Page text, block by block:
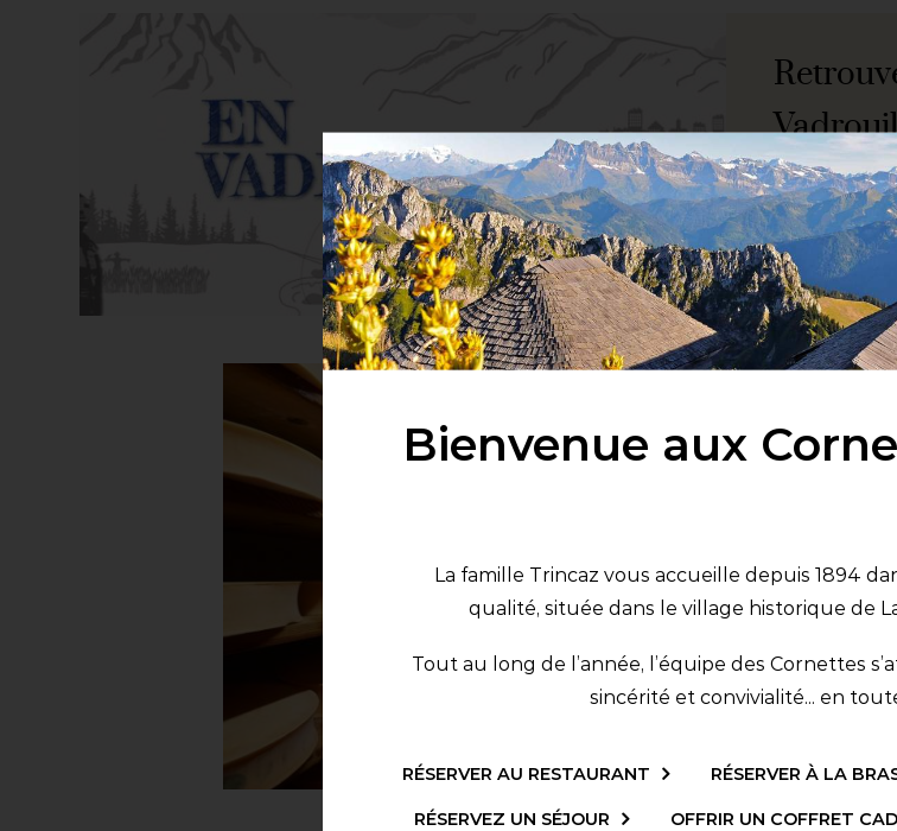
21/03/
LIRE LA SUITE
Bienvenue aux
La famille Trincaz vous accueille depuis 1894
qualité, située dans le village historique de
Tout au long de l’année, l’équipe des Cornettes
sincérité et convivialité... en
RÉSERVER AU RESTAURANT RÉSERVER À LA
RÉSERVEZ UN SÉJOUR OFFRIR UN COFFRET